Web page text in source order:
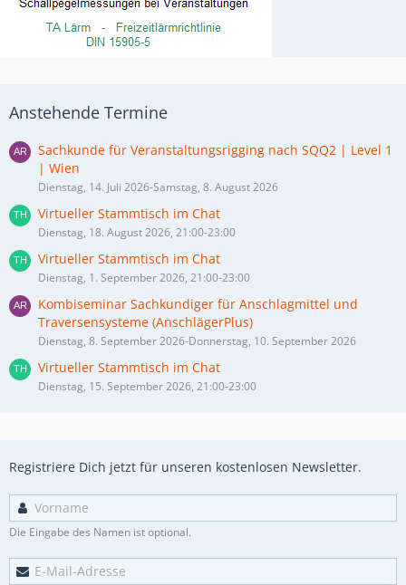
Anstehende Termine
Sachkunde für Veranstaltungsrigging nach SQQ2 | Level 1
| Wien
Dienstag, 14. Juli 2026-Samstag, 8. August 2026
Virtueller Stammtisch im Chat
Dienstag, 18. August 2026, 21:00-23:00
Virtueller Stammtisch im Chat
Dienstag, 1. September 2026, 21:00-23:00
Kombiseminar Sachkundiger für Anschlagmittel und
Traversensysteme (AnschlägerPlus)
Dienstag, 8. September 2026-Donnerstag, 10. September 2026
Virtueller Stammtisch im Chat
Dienstag, 15. September 2026, 21:00-23:00
Registriere Dich jetzt für unseren kostenlosen Newsletter.
Die Eingabe des Namen ist optional.